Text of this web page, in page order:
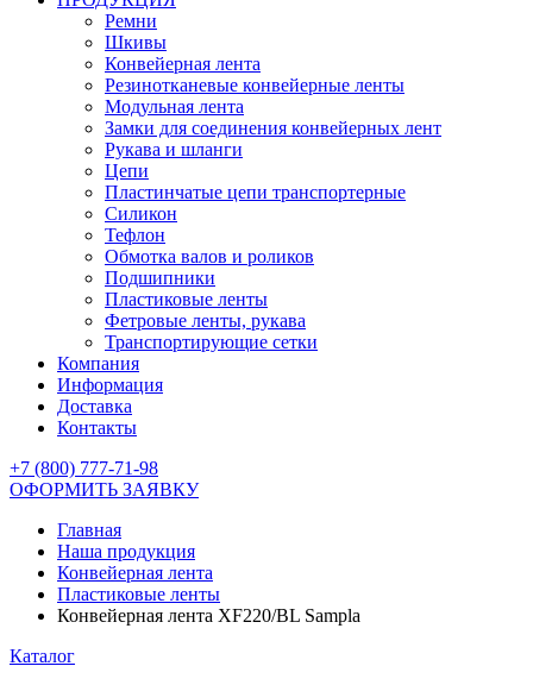
Ремни
Шкивы
Конвейерная лента
Резинотканевые конвейерные ленты
Модульная лента
Замки для соединения конвейерных лент
Рукава и шланги
Цепи
Пластинчатые цепи транспортерные
Силикон
Тефлон
Обмотка валов и роликов
Подшипники
Пластиковые ленты
Фетровые ленты, рукава
Транспортирующие сетки
Компания
Информация
Доставка
Контакты
+7 (800) 777-71-98
ОФОРМИТЬ ЗАЯВКУ
Главная
Наша продукция
Конвейерная лента
Пластиковые ленты
Конвейерная лента XF220/BL Sampla
Каталог